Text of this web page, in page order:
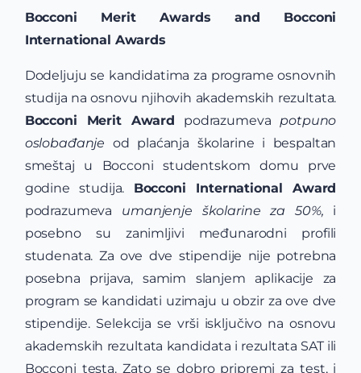
Bocconi Merit Awards and Bocconi
International Awards
Dodeljuju se kandidatima za programe osnovnih
studija na osnovu njihovih akademskih rezultata.
Bocconi Merit Award podrazumevapotpuno
oslobađanje od plaćanja školarine i bespaltan
smeštaj u Bocconi studentskom domu prve
godine studija. Bocconi International Award
podrazumeva umanjenje školarine za 50%, i
posebno su zanimljivi međunarodni profili
studenata. Za ove dve stipendije nije potrebna
posebna prijava, samim slanjem aplikacije za
program se kandidati uzimaju u obzir za ove dve
stipendije. Selekcija se vrši isključivo na osnovu
akademskih rezultata kandidata i rezultata SAT ili
Bocconi testa. Zato se dobro pripremi za test, i